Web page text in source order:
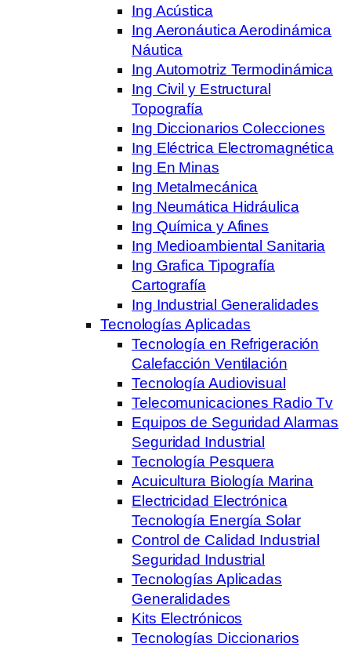
Ing Acústica
Ing Aeronáutica Aerodinámica
Náutica
Ing Automotriz Termodinámica
Ing Civil y Estructural
Topografía
Ing Diccionarios Colecciones
Ing Eléctrica Electromagnética
Ing En Minas
Ing Metalmecánica
Ing Neumática Hidráulica
Ing Química y Afines
Ing Medioambiental Sanitaria
Ing Grafica Tipografía
Cartografía
Ing Industrial Generalidades
Tecnologías Aplicadas
Tecnología en Refrigeración
Calefacción Ventilación
Tecnología Audiovisual
Telecomunicaciones Radio Tv
Equipos de Seguridad Alarmas
Seguridad Industrial
Tecnología Pesquera
Acuicultura Biología Marina
Electricidad Electrónica
Tecnología Energía Solar
Control de Calidad Industrial
Seguridad Industrial
Tecnologías Aplicadas
Generalidades
Kits Electrónicos
Tecnologías Diccionarios